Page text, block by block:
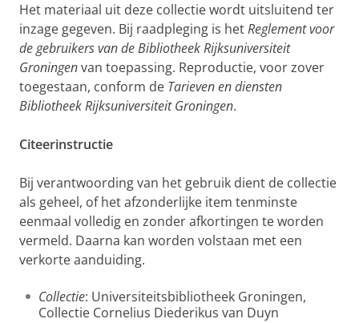
Het materiaal uit deze collectie wordt uitsluitend ter
inzage gegeven. Bij raadpleging is hetReglement voor
de gebruikers van de Bibliotheek Rijksuniversiteit
Groningenvan toepassing. Reproductie, voor zover
toegestaan, conform de Tarieven en diensten
Bibliotheek Rijksuniversiteit Groningen.
Citeerinstructie
Bij verantwoording van het gebruik dient de collectie
als geheel, of het afzonderlijke item tenminste
eenmaal volledig en zonder afkortingen te worden
vermeld. Daarna kan worden volstaan met een
verkorte aanduiding.
Collectie: Universiteitsbibliotheek Groningen,
Collectie Cornelius Diederikus van Duyn